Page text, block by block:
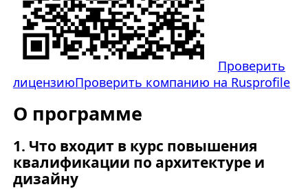
Проверить
лицензиюПроверить компанию на Rusprofile
О программе
1. Что входит в курс повышения
квалификации по архитектуре и
дизайну